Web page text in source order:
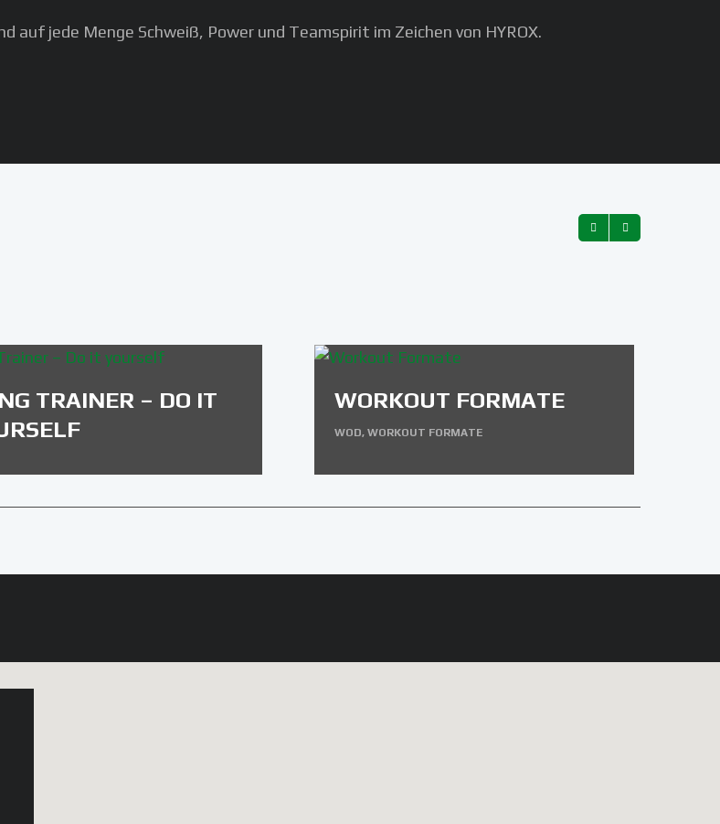
auf jede Menge Schweiß, Power und Teamspirit im Zeichen von HYROX.
TRAINER – DO IT
WORKOUT FORMATE
WOD, WORKOUT FORMATE